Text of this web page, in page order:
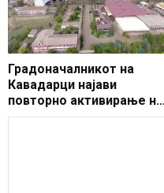
Градоначалникот на
Кавадарци најави
повторно активирање на
поранешно „Фени“